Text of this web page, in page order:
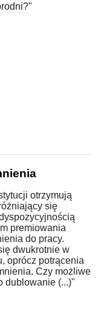
otrzymują
się
premiowania
do pracy.
dwukrotnie w
oprócz potrącenia
Czy możliwe
dublowanie (...)"